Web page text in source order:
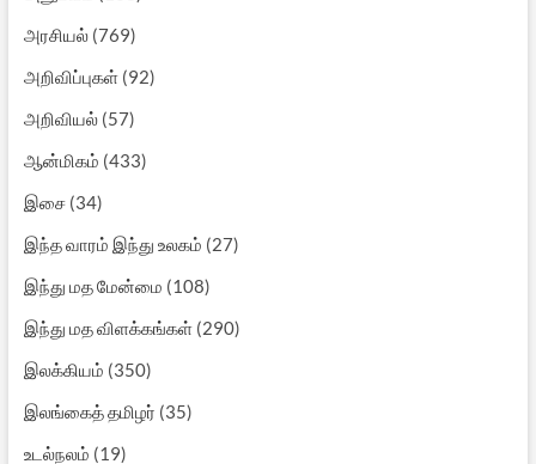
அரசியல்(769)
அறிவிப்புகள்(92)
அறிவியல்(57)
ஆன்மிகம் (433)
இசை(34)
இந்த வாரம் இந்து உலகம் (27)
இந்து மத மேன்மை (108)
இந்து மத விளக்கங்கள்(290)
இலக்கியம் (350)
இலங்கைத் தமிழர் (35)
உடல்நலம் (19)